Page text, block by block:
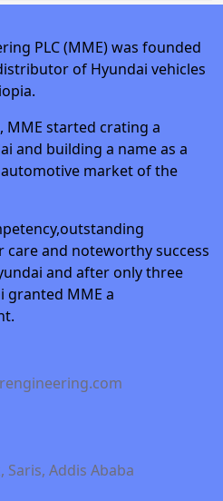
PLC (MME) was founded
of Hyundai vehicles
MME started crating a
and building a name as a
market of the
and noteworthy success
and after only three
granted MME a
Saris, Addis Ababa